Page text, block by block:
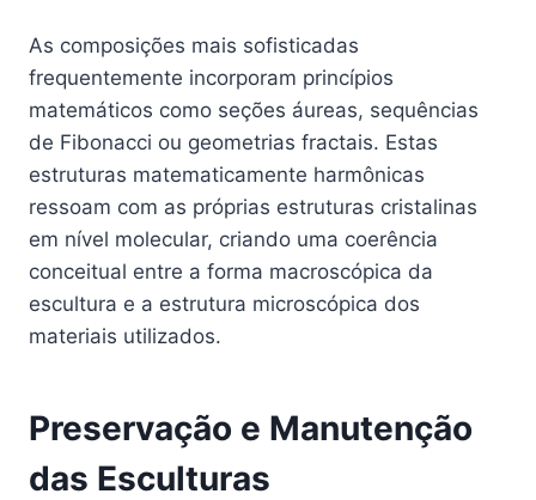
As composições mais sofisticadas
frequentemente incorporam princípios
matemáticos como seções áureas, sequências
de Fibonacci ou geometrias fractais. Estas
estruturas matematicamente harmônicas
ressoam com as próprias estruturas cristalinas
em nível molecular, criando uma coerência
conceitual entre a forma macroscópica da
escultura e a estrutura microscópica dos
materiais utilizados.
Preservação e Manutenção
das Esculturas